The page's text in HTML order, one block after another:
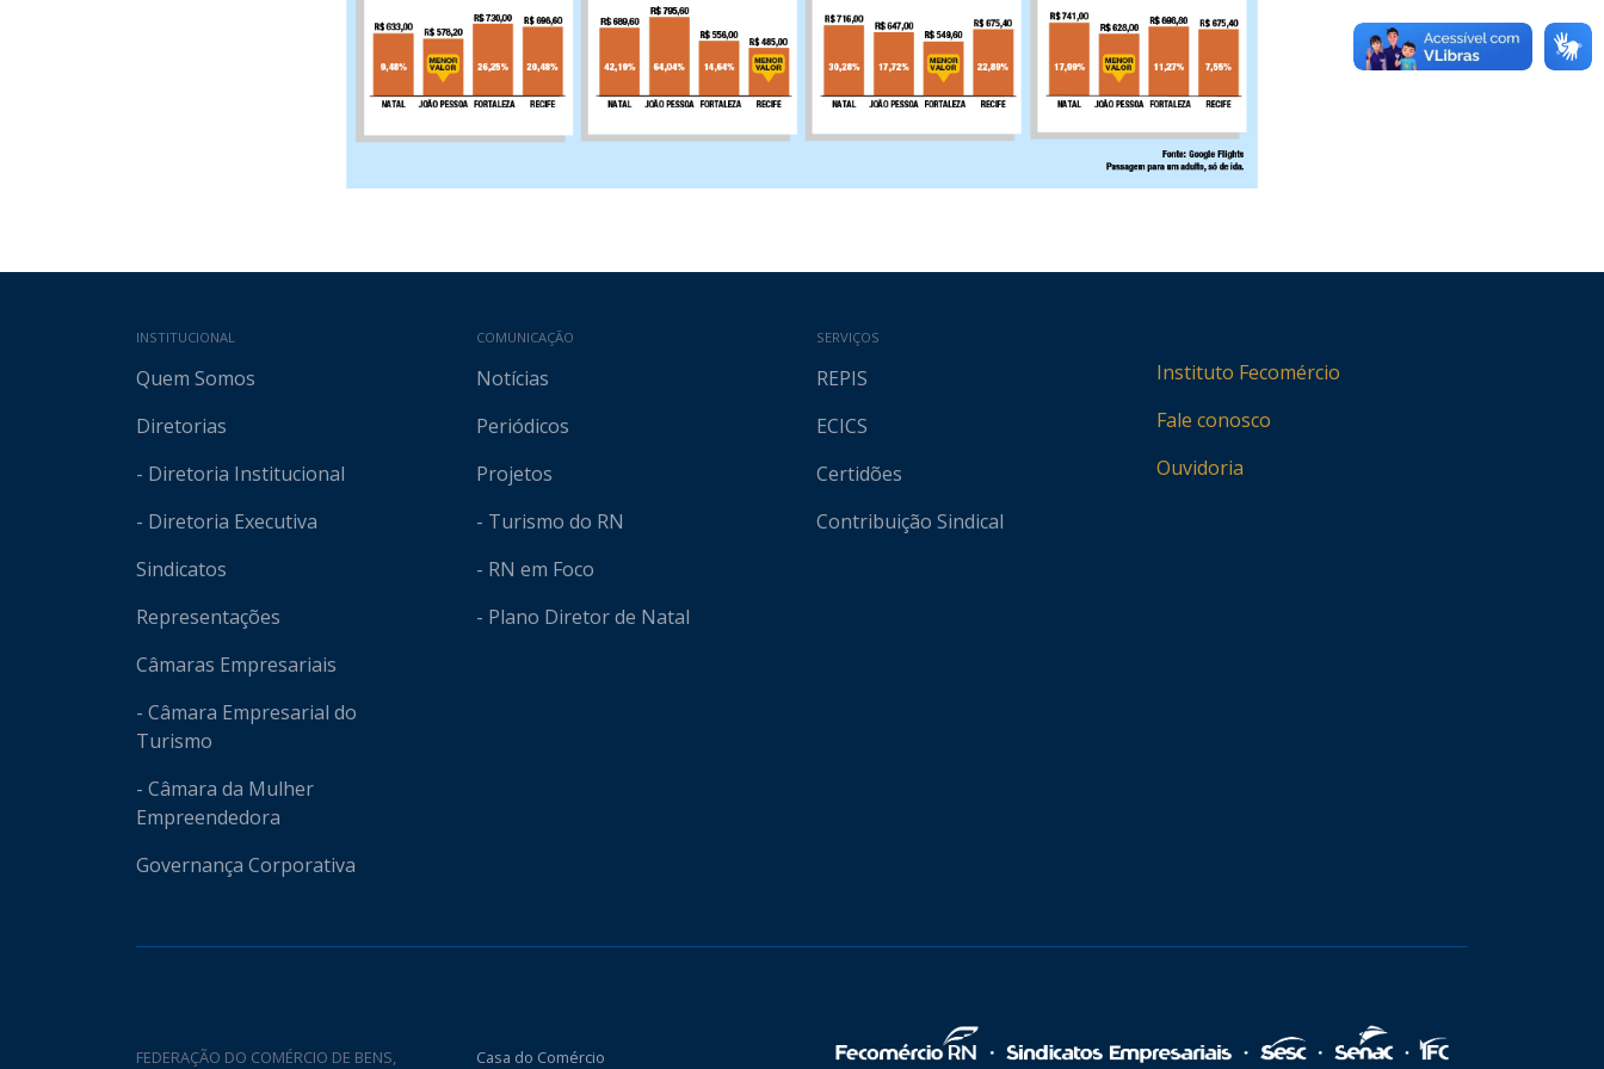
Mapa do site
INSTITUCIONAL
Quem Somos
Diretorias
- Diretoria Institucional
- Diretoria Executiva
Sindicatos
Representações
Câmaras Empresariais
- Câmara Empresarial do
Turismo
- Câmara da Mulher
Empreendedora
Governança Corporativa
COMUNICAÇÃO
Notícias
Periódicos
Projetos
- Turismo do RN
- RN em Foco
- Plano Diretor de Natal
SERVIÇOS
REPIS
ECICS
Certidões
Contribuição Sindical
Instituto Fecomércio
Fale conosco
Ouvidoria
FEDERAÇÃO DO COMÉRCIO DE BENS, Casa do Comércio